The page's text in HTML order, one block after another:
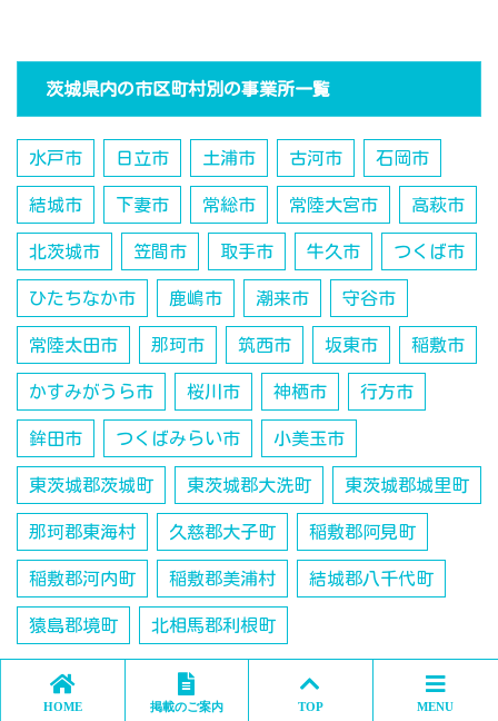
茨城県内の市区町村別の事業所一覧
水戸市 日立市 土浦市 古河市 石岡市
結城市 下妻市 常総市 常陸大宮市 高萩市
北茨城市 笠間市 取手市 牛久市 つくば市
ひたちなか市 鹿嶋市 潮来市 守谷市
常陸太田市 那珂市 筑西市 坂東市 稲敷市
かすみがうら市 桜川市 神栖市 行方市
鉾田市 つくばみらい市 小美玉市
東茨城郡茨城町 東茨城郡大洗町 東茨城郡城里町
那珂郡東海村 久慈郡大子町 稲敷郡阿見町
稲敷郡河内町 稲敷郡美浦村 結城郡八千代町
猿島郡境町 北相馬郡利根町
HOME 掲載のご案内 TOP MENU